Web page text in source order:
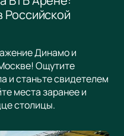
Динамо и
Ощутите
и станьте свидетелем
места заранее и
столицы.